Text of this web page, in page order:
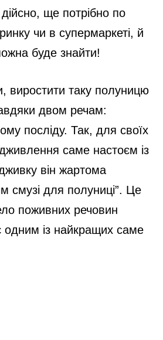
дійсно, ще потрібно по
чи в супермаркеті, й
буде знайти!
виростити таку полуницю
двом речам:
посліду. Так, для своїх
саме настоєм із
він жартома
смузі для полуниці”. Це
поживних речовин
одним із найкращих саме